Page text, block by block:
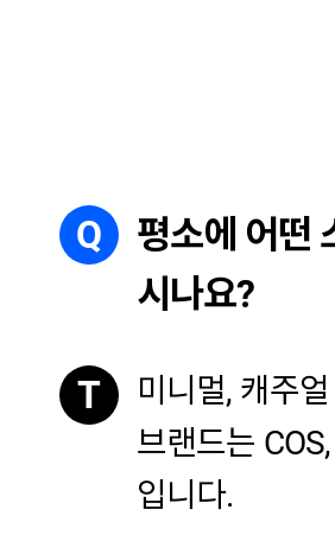
Q
평소에 어떤
시나요?
T
미니멀, 캐주
브랜드는
입니다.